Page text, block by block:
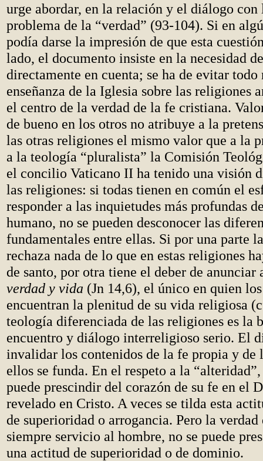
urge abordar, en la relación y el diálogo
problema de la “verdad” (93-104). Si en
podía darse la impresión de que esta
lado, el documento insiste en la necesidad
directamente en cuenta; se ha de evitar
enseñanza de la Iglesia sobre las religiones
el centro de la verdad de la fe cristiana.
de bueno en los otros no atribuye a la
las otras religiones el mismo valor que a la
a la teología “pluralista” la Comisión
el concilio Vaticano II ha tenido una visión
las religiones: si todas tienen en común el
responder a las inquietudes más profundas
humano, no se pueden desconocer las
fundamentales entre ellas. Si por una parte
rechaza nada de lo que en estas religiones
de santo, por otra tiene el deber de
verdad y vida (Jn 14,6), el único en quien
encuentran la plenitud de su vida religiosa
teología diferenciada de las religiones es la
encuentro y diálogo interreligioso serio. El
invalidar los contenidos de la fe propia y de
ellos se funda. En el respeto a la
puede prescindir del corazón de su fe en el
revelado en Cristo. A veces se tilda esta
de superioridad o arrogancia. Pero la verdad
siempre servicio al hombre, no se puede
una actitud de superioridad o de dominio.